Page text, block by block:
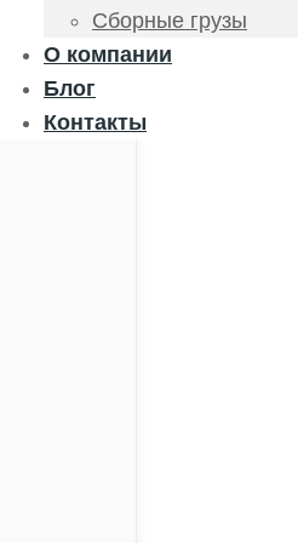
Сборные грузы
О компании
Блог
Контакты